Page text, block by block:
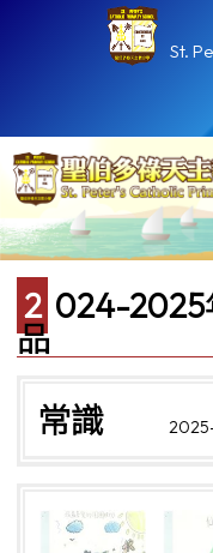
St.
2024-2025年度 三年級常識科作
品
常識